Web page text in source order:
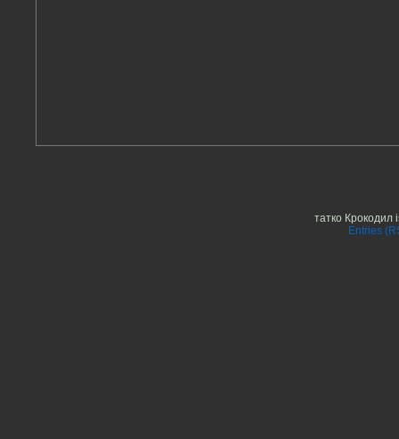
татко
Entries